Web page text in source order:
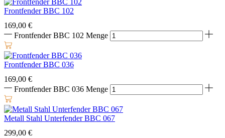
Frontfender BBC 102
169,00 €
Frontfender BBC 102 Menge
Frontfender BBC 036
169,00 €
Frontfender BBC 036 Menge
Metall Stahl Unterfender BBC 067
299,00 €